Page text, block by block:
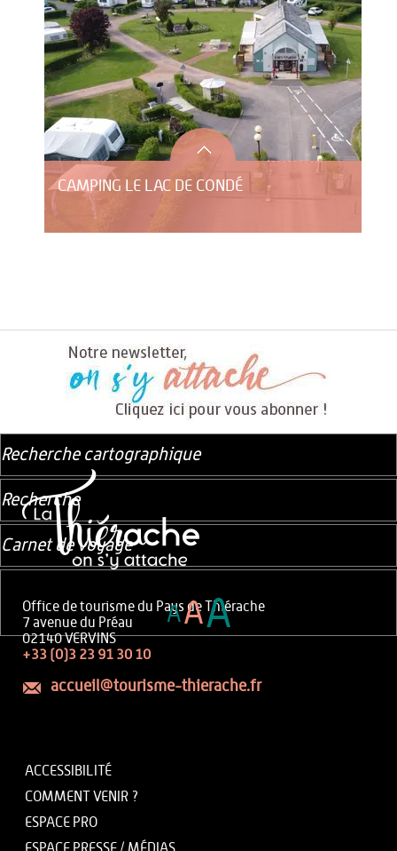
CAMPING LE LAC DE CONDÉ
Office de tourisme du Pays de Thiérache
7 avenue du Préau
02140 VERVINS
+33 (0)3 23 91 30 10
accueil@tourisme-thierache.fr
ACCESSIBILITÉ
COMMENT VENIR ?
ESPACE PRO
Recherche cartographique
Recherche
Carnet de voyage
AAA